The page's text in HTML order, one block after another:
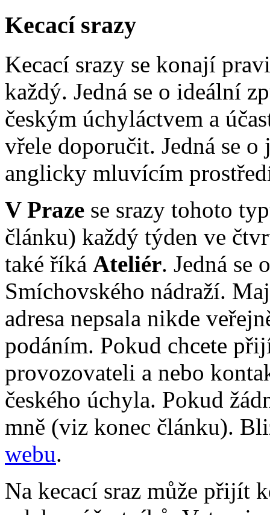
Kecací srazy
Kecací srazy se konají
každý. Jedná se o ideální
českým úchyláctvem a
vřele doporučit. Jedná se
anglicky mluvícím
V Praze se srazy tohoto
článku) každý týden ve
také říká Ateliér. Jedná se
Smíchovského nádraží.
adresa nepsala nikde
podáním. Pokud chcete
provozovateli a nebo
českého úchyla. Pokud
mně (viz konec článku).
webu.
Na kecací sraz může přijít